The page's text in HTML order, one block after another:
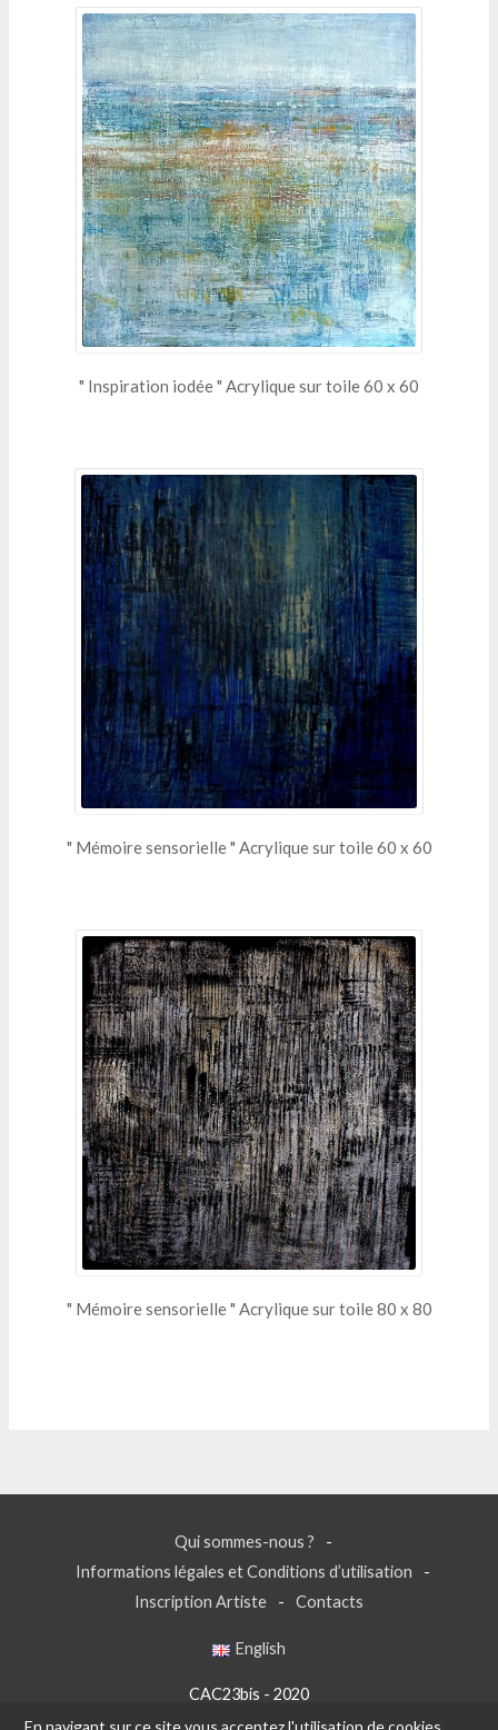
En navigant sur ce site vous acceptez l'utilisation de cookies.
" Inspiration iodée " Acrylique sur toile 60 x 60
" Mémoire sensorielle " Acrylique sur toile 60 x 60
" Mémoire sensorielle " Acrylique sur toile 80 x 80
Qui sommes-nous ?
Informations légales et Conditions d’utilisation
Inscription Artiste
Contacts
English
CAC23bis - 2020